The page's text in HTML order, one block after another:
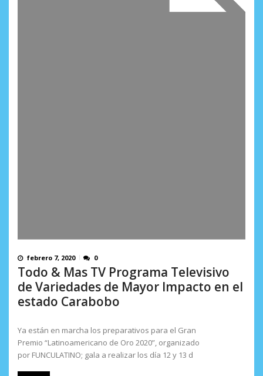
febrero 7, 2020 0
Todo & Mas TV Programa Televisivo
de Variedades de Mayor Impacto en el
estado Carabobo
Ya están en marcha los preparativos para el Gran
Premio “Latinoamericano de Oro 2020”, organizado
por FUNCULATINO; gala a realizar los día 12 y 13 d